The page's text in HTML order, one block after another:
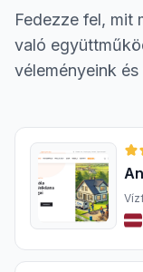
Fedezze fel, mit
való
véleményeink